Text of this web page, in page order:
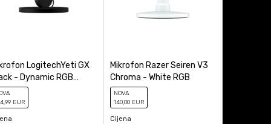
LogitechYeti GX
- Dynamic RGB
Microphone with
,99 EUR
Mikrofon Razer Seiren V3
Chroma - White RGB
NOVA
140,00 EUR
Cijena